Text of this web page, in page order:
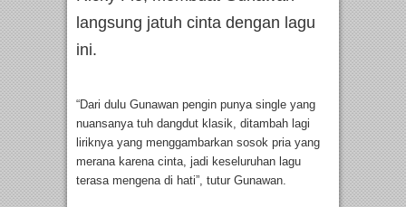
langsung jatuh cinta dengan lagu
ini.
“Dari dulu Gunawan pengin punya single yang
nuansanya tuh dangdut klasik, ditambah lagi
liriknya yang menggambarkan sosok pria yang
merana karena cinta, jadi keseluruhan lagu
terasa mengena di hati”, tutur Gunawan.